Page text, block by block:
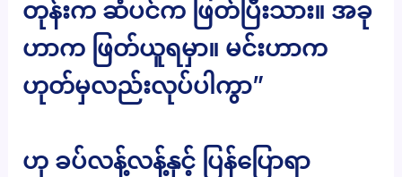
တုန်းက ဆံပင်က ဖြတ်ပြီးသား။ အခု
ဟာက ဖြတ်ယူရမှာ။ မင်းဟာက
ဟုတ်မှလည်းလုပ်ပါကွာ”
ဟု ခပ်လန့်လန့်နှင့် ပြန်ပြောရာ